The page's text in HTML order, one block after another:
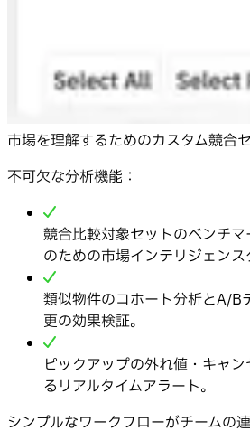
市場を理解するためのカスタム競合
不可欠な分析機能：
競合比較対象セットのベンチ
のための市場インテリジェンス
類似物件のコホート分析とA/B
更の効果検証。
ピックアップの外れ値・キャ
るリアルタイムアラート。
シンプルなワークフローがチームの